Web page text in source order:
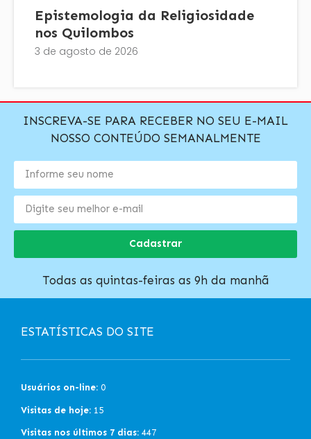
Epistemologia da Religiosidade
nos Quilombos
3 de agosto de 2026
INSCREVA-SE PARA RECEBER NO SEU E-MAIL
NOSSO CONTEÚDO SEMANALMENTE
Cadastrar
Todas as quintas-feiras as 9h da manhã
ESTATÍSTICAS DO SITE
Usuários on-line: 0
Visitas de hoje: 15
Visitas nos últimos 7 dias: 447